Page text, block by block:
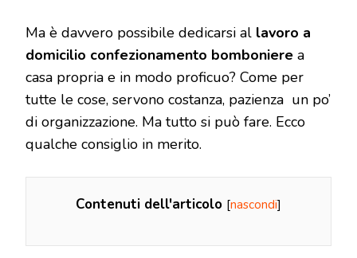
Ma è davvero possibile dedicarsi al lavoro a
domicilio confezionamento bomboniere a
casa propria e in modo proficuo? Come per
tutte le cose, servono costanza, pazienza un po’
di organizzazione. Ma tutto si può fare. Ecco
qualche consiglio in merito.
Contenuti dell'articolo [nascondi]